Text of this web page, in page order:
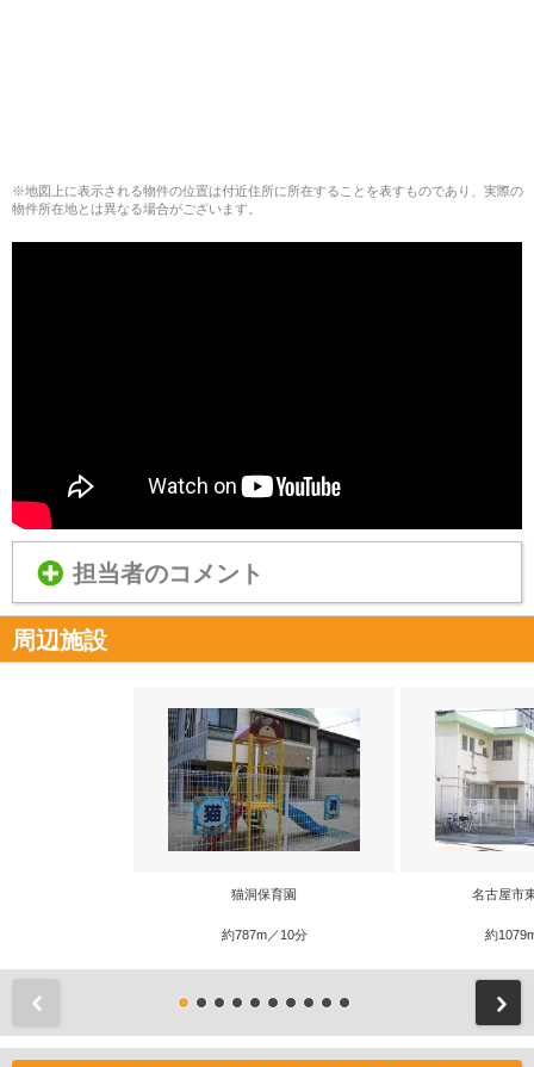
※地図上に表示される物件の位置は付近住所に所在することを表すものであり、実際の
物件所在地とは異なる場合がございます。
担当者のコメント
周辺施設
猫洞保育園
約787m／10分
名古屋市
約